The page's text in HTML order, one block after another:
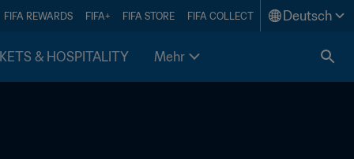
FIFA REWARDS FIFA+ FIFA STORE FIFA COLLECT Deutsch
& HOSPITALITY Mehr